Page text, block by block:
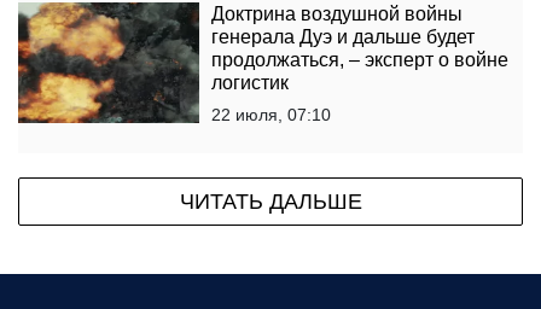
Доктрина воздушной войны
генерала Дуэ и дальше будет
продолжаться, – эксперт о войне
логистик
22 июля, 07:10
ЧИТАТЬ ДАЛЬШЕ